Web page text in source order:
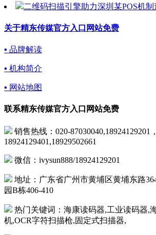
二维码扫描引擎助力深圳某POS机
关于精东传媒官方入口网站免费
▪ 品牌解读
▪ 机构简介
▪ 网站地图
联系精东传媒官方入口网站免费
销售热线：020-87030040,18924129201，
18924129401,18929502661
微信：ivysun888/18924129201
地址：广东省广州市黄埔区黄埔东路
园B栋406-410
热门关键词：海康读码器,工业读码
机,OCR字符扫描枪,固定式扫描器,